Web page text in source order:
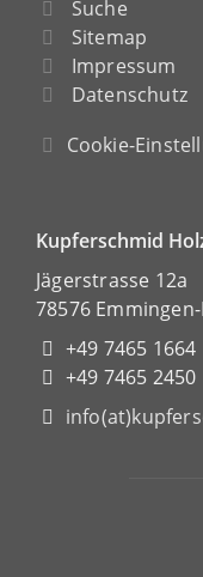
Suche
Sitemap
Impressum
Datenschutz
Cookie-
Kupferschmid
Jägerstrasse 12a
78576
+49 7465 1664
+49 7465 2450